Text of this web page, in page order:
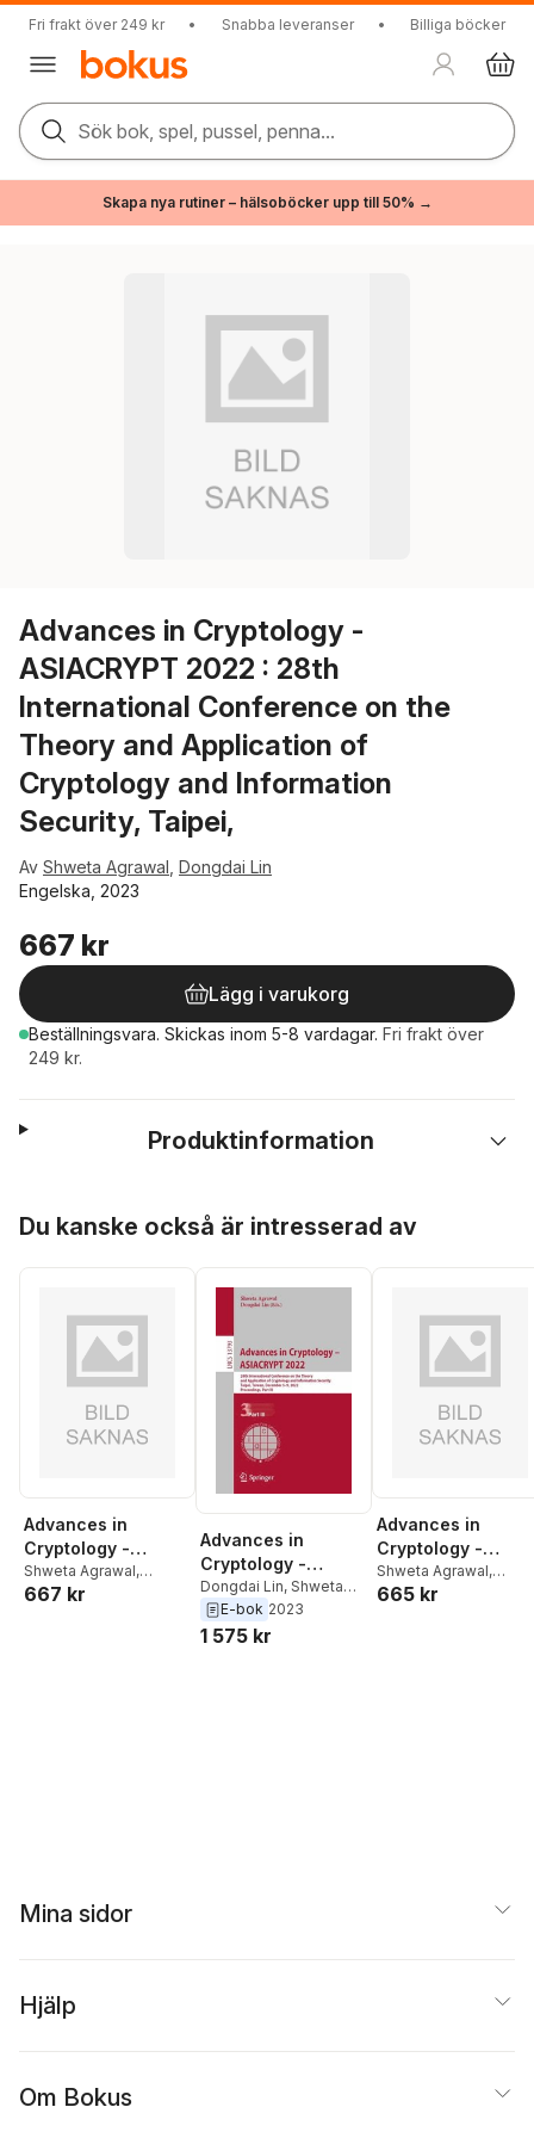
Fri frakt över 249 kr • Snabba leveranser • Billiga böcker
Sök bok, spel, pussel, penna...
Skapa nya rutiner – hälsoböcker upp till 50% →
Advances in Cryptology -
ASIACRYPT 2022 : 28th
International Conference on the
Theory and Application of
Cryptology and Information
Security, Taipei,
Av Shweta Agrawal Dongdai Lin
Engelska, 2023
667 kr
Lägg i varukorg
Beställningsvara. Skickas inom 5-8 vardagar. Fri frakt över
249 kr.
Produktinformation
Du kanske också är intresserad av
Advances in
Cryptology -
ASIACRYPT 2022 :
28th International
Shweta Agrawal,
Dongdai Lin
667 kr
Advances in
Cryptology -
ASIACRYPT 2022
Dongdai Lin, Shweta
Agrawal
E-bok 2023
1 575 kr
Advances in
Cryptology -
ASIACRYPT 2022 :
28th International
Shweta Agrawal,
Dongdai Lin
665 kr
Mina sidor
Hjälp
Om Bokus